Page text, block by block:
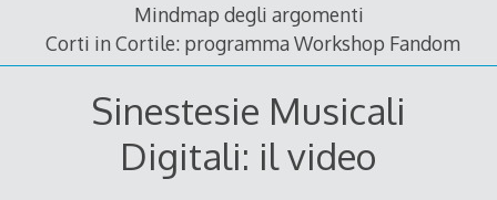
Mindmap degli argomenti
Corti in Cortile: programma Workshop Fandom
Sinestesie Musicali
Digitali: il video